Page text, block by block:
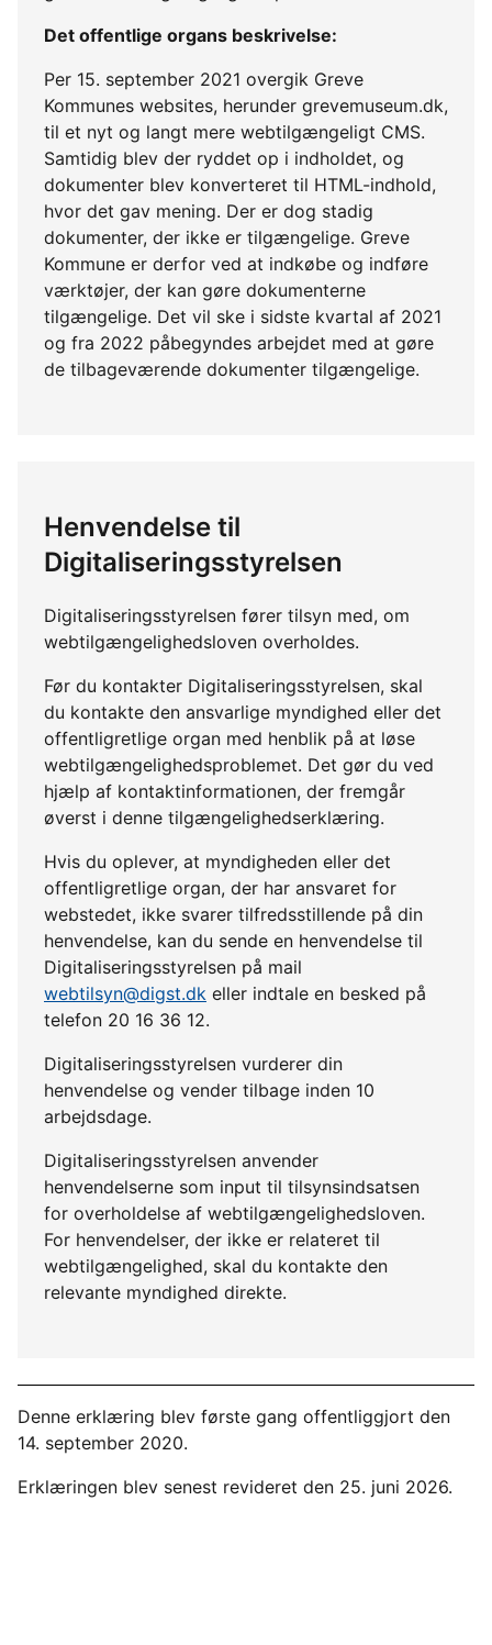
Det offentlige organs beskrivelse:
Per 15. september 2021 overgik Greve
Kommunes websites, herunder grevemuseum.dk,
til et nyt og langt mere webtilgængeligt CMS.
Samtidig blev der ryddet op i indholdet, og
dokumenter blev konverteret til HTML-indhold,
hvor det gav mening. Der er dog stadig
dokumenter, der ikke er tilgængelige. Greve
Kommune er derfor ved at indkøbe og indføre
værktøjer, der kan gøre dokumenterne
tilgængelige. Det vil ske i sidste kvartal af 2021
og fra 2022 påbegyndes arbejdet med at gøre
de tilbageværende dokumenter tilgængelige.
Henvendelse til
Digitaliseringsstyrelsen
Digitaliseringsstyrelsen fører tilsyn med, om
webtilgængelighedsloven overholdes.
Før du kontakter Digitaliseringsstyrelsen, skal
du kontakte den ansvarlige myndighed eller det
offentligretlige organ med henblik på at løse
webtilgængelighedsproblemet. Det gør du ved
hjælp af kontaktinformationen, der fremgår
øverst i denne tilgængelighedserklæring.
Hvis du oplever, at myndigheden eller det
offentligretlige organ, der har ansvaret for
webstedet, ikke svarer tilfredsstillende på din
henvendelse, kan du sende en henvendelse til
Digitaliseringsstyrelsen på mail
webtilsyn@digst.dk eller indtale en besked på
telefon 20 16 36 12.
Digitaliseringsstyrelsen vurderer din
henvendelse og vender tilbage inden 10
arbejdsdage.
Digitaliseringsstyrelsen anvender
henvendelserne som input til tilsynsindsatsen
for overholdelse af webtilgængelighedsloven.
For henvendelser, der ikke er relateret til
webtilgængelighed, skal du kontakte den
relevante myndighed direkte.
Denne erklæring blev første gang offentliggjort den
14. september 2020.
Erklæringen blev senest revideret den 25. juni 2026.